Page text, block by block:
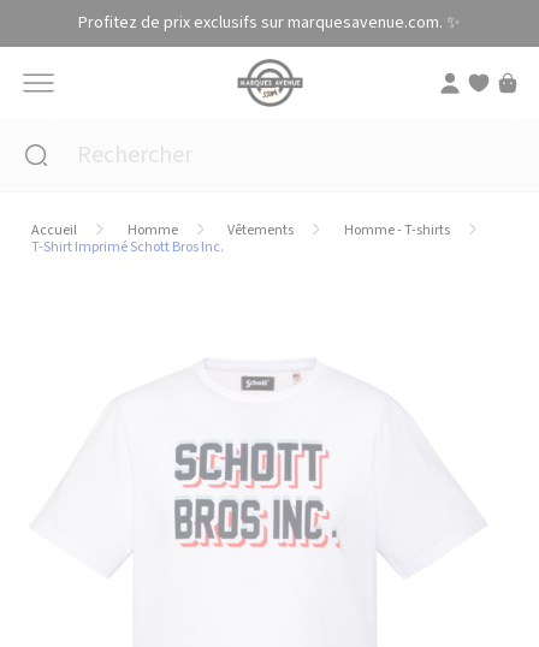
Profitez de prix exclusifs sur marquesavenue.com. ✨
Accueil Homme Vêtements
Homme - T-shirts
T-Shirt Imprimé Schott Bros Inc.
Panneau de gestion des cookies